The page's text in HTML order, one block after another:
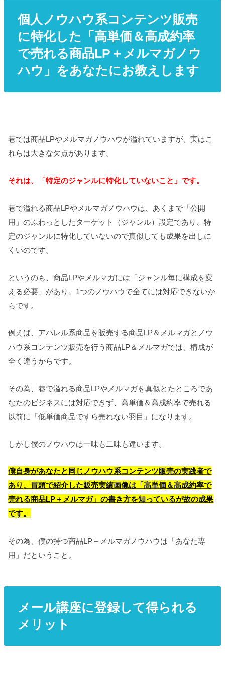
個人ノウハウ系コンテンツ販売
に特化した「高単価＆高成約率
で売れる商品LP＋メルマガノウ
ハウ」をあなたにお教えします
巷では商品LPやメルマガノウハウが溢れていますが、実はこ
れらは大きな欠点があります。
それは、「特定のジャンルに特化していないこと」です。
巷で溢れる商品LPやメルマガノウハウは、あくまで「公開
用」のふわっとしたターゲット（ジャンル）設定であり、特
定のジャンルに特化していないので真似しても成果を出しに
くいのです。
というのも、商品LPやメルマガには「ジャンル毎に構成を変
える必要」があり、1つのノウハウで全てには対応できないか
らです。
例えば、アパレル系商品を販売する商品LP＆メルマガとノウ
ハウ系コンテンツ販売を行う商品LP＆メルマガでは、構成が
全く違うからです。
その為、巷で溢れる商品LPやメルマガを真似とたところであ
なたのビジネスには対応できず、高単価＆高成約率で売れる
以前に「低単価商品ですら売れない羽目」になります。
しかし僕のノウハウは一味も二味も違います。
僕自身があなたと同じノウハウ系コンテンツ販売の実践者で
あり 、冒頭で紹介した販売実績画像は「高単価＆高成約率で
売れる商品LP＋メルマガ」の書き方を知っているが故の成果
です。
その為、僕の持つ商品LP＋メルマガノウハウは「あなた専
用」だということ。
メール講座に登録して得られる
メリット